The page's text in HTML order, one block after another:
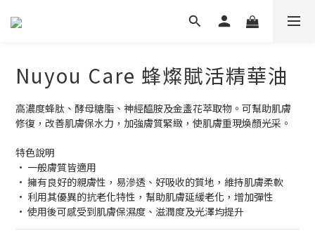
Nuyou Care 蜂燦賦活精華油
高濃度蜂肽、酵母糖脂、神經醯胺及金盞花萃取物。可幫助肌膚
修復，改善肌膚保水力，加強膚質緊緻，使肌膚重現煥顏光采。
特色說明
• 一般膚質皆適用
• 擁有良好的親膚性，易滲透、好吸收的質地，維持肌膚柔軟
• 利用其優異的抗老化特性，幫助肌膚延緩老化，增加彈性
• 使用後可感受到肌膚保濕度、滋潤度及光澤均提升